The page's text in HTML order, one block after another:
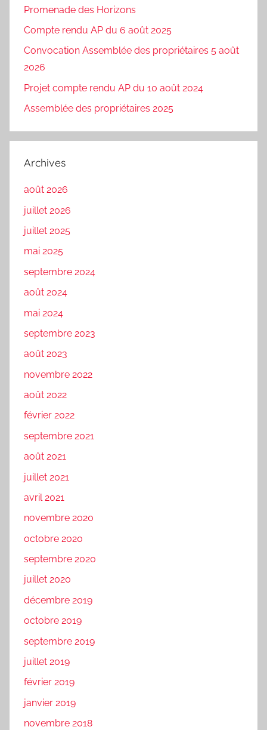
Promenade des Horizons
Compte rendu AP du 6 août 2025
Convocation Assemblée des propriétaires 5 août
2026
Projet compte rendu AP du 10 août 2024
Assemblée des propriétaires 2025
Archives
août 2026
juillet 2026
juillet 2025
mai 2025
septembre 2024
août 2024
mai 2024
septembre 2023
août 2023
novembre 2022
août 2022
février 2022
septembre 2021
août 2021
juillet 2021
avril 2021
novembre 2020
octobre 2020
septembre 2020
juillet 2020
décembre 2019
octobre 2019
septembre 2019
juillet 2019
février 2019
janvier 2019
novembre 2018